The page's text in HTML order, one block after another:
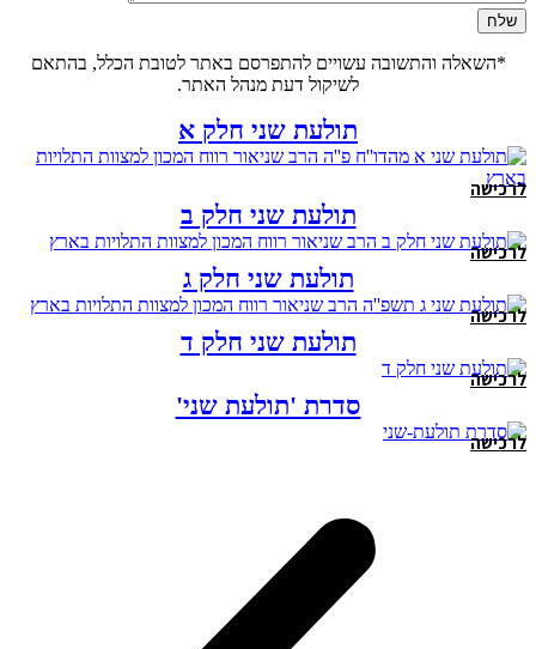
*השאלה והתשובה עשויים להתפרסם באתר לטובת הכלל, בהתאם
לשיקול דעת מנהל האתר.
תולעת שני חלק א
לרכישה
תולעת שני חלק ב
לרכישה
תולעת שני חלק ג
לרכישה
תולעת שני חלק ד
לרכישה
סדרת 'תולעת שני'
לרכישה